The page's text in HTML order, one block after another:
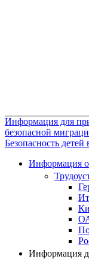
Информация для
безопасной
Безопасность
Информация о
Информация